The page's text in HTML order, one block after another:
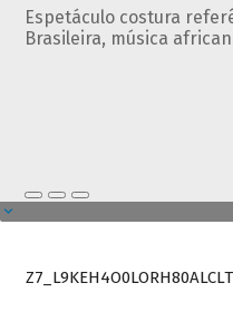
Espetáculo costura
Brasileira, música